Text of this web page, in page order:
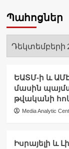
Պահոցներ
Պահոցներ
ԵԱՏՄ-ի և
մասին
թվականի
Media Analytic
Իսրայելի և